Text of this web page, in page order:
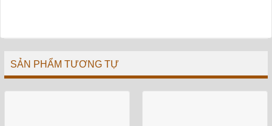
SẢN PHẨM TƯƠNG TỰ